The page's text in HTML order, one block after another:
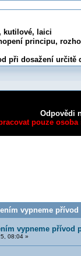
kutilové, laici
principu,
při dosažení určitě
Odpovědi
pouze
vypneme
vypneme přívod
08:04 »